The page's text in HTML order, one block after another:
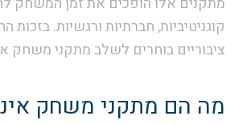
קוגניטיביות, חברתיות ורגשיות.
ציבוריים בוחרים לשלב מתקני משחק
מה הם מתקני משחק